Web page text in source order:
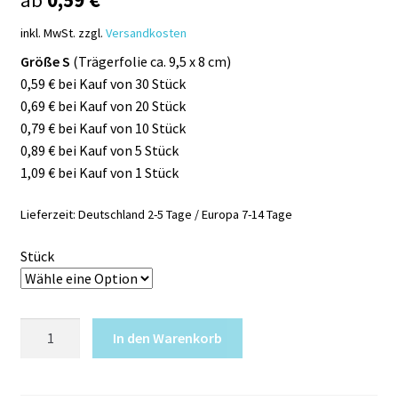
inkl. MwSt. zzgl. Versandkosten
Größe S (Trägerfolie ca. 9,5 x 8 cm)
0,59 € bei Kauf von 30 Stück
0,69 € bei Kauf von 20 Stück
0,79 € bei Kauf von 10 Stück
0,89 € bei Kauf von 5 Stück
1,09 € bei Kauf von 1 Stück
Lieferzeit: Deutschland 2-5 Tage / Europa 7-14 Tage
Stück
In den Warenkorb